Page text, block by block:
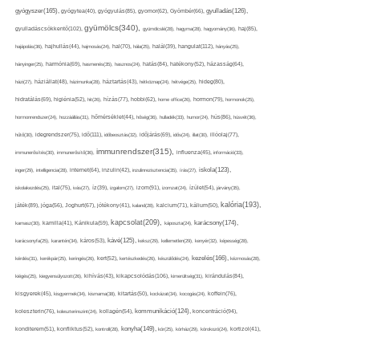
gyógyszer(165), gyógytea(40), gyógyulás(85), gyomor(62), Gyömbér(66), gyulladás(126),
gyulladáscsökkentő(102), gyümölcs(340), gyümölcslé(28), hagyma(28), hagyomány(36), haj(85),
hajápolás(36), hajhullás(44), hajmosás(24), hal(70), hála(25), halál(39), hangulat(112), hányás(25),
hányinger(25), harmónia(69), hasmenés(35), hasznos(24), hatás(84), hatékony(52), házasság(64),
házi(27), háziállat(48), házimunka(28), háztartás(43), hétköznap(24), hétvége(25), hideg(80),
hidratálás(69), higiénia(52), hit(26), hízás(77), hobbi(62), home office(26), hormon(79), hormonok(25),
hormonrendszer(24), hozzáállás(31), hőmérséklet(44), hőség(36), hulladék(33), humor(24), hús(86), húsvét(36),
hűtő(30), idegrendszer(75), idő(111), időbeosztás(32), időjárás(69), idős(24), illat(30), illóolaj(77),
immunerősítés(30), immunerősítő(36), immunrendszer(315), influenza(45), információ(33),
inger(29), intelligencia(28), internet(64), inzulin(42), inzulinrezisztencia(35), írás(27), iskola(123),
iskolakezdés(25), ital(75), ivás(27), íz(39), izgalom(27), izom(91), izomzat(24), ízület(54), járvány(35),
játék(89), jóga(56), Joghurt(67), jótékony(41), kaland(28), kalcium(71), kálium(50), kalória(193),
kamasz(30), kamilla(41), Kánikula(59), kapcsolat(209), káposzta(24), karácsony(174),
karácsonyfa(25), karantén(34), káros(53), kávé(125), keksz(29), kellemetlen(29), kenyér(32), képesség(28),
kérdés(31), kerékpár(25), keringés(26), kert(52), kertészkedés(26), készülődés(24), kezelés(166), kézmosás(28),
kiégés(25), kiegyensúlyozott(26), kihívás(43), kikapcsolódás(106), kimerültség(31), kirándulás(84),
kisgyerek(45), kisgyermek(34), kismama(38), kitartás(50), kockázat(34), kocogás(24), koffein(76),
koleszterin(76), koleszterinszint(24), kollagén(54), kommunikáció(124), koncentráció(94),
konditerem(51), konfliktus(52), kontroll(28), konyha(149), kór(25), kórház(29), kórokozó(24), kortizol(41),